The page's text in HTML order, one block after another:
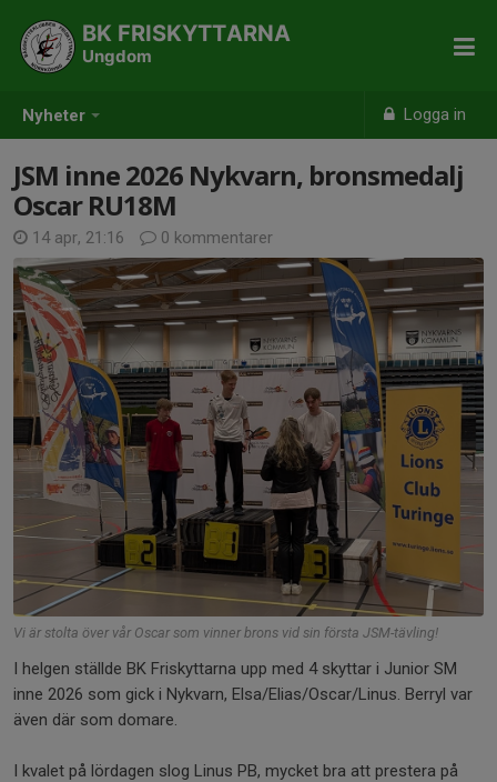
Nyheter Logga in
BK FRISKYTTARNA
Ungdom
JSM inne 2026 Nykvarn, bronsmedalj
Oscar RU18M
14 apr, 21:16 0 kommentarer
Vi är stolta över vår Oscar som vinner brons vid sin första JSM-tävling!
I helgen ställde BK Friskyttarna upp med 4 skyttar i Junior SM
inne 2026 som gick i Nykvarn, Elsa/Elias/Oscar/Linus. Berryl var
även där som domare.
I kvalet på lördagen slog Linus PB, mycket bra att prestera på